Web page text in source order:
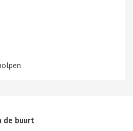
als hij bij de volgende klant.
gekregen. Dit
Had beter naar de
de buurt